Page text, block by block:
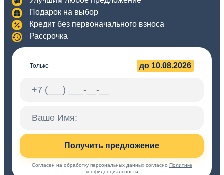
Подарок на выбор
Кредит без первоначального взноса
Рассрочка
Только до 10.08.2026
Получить предложение
Согласен на обработку персональных данных согласно Политике
конфиденциальности